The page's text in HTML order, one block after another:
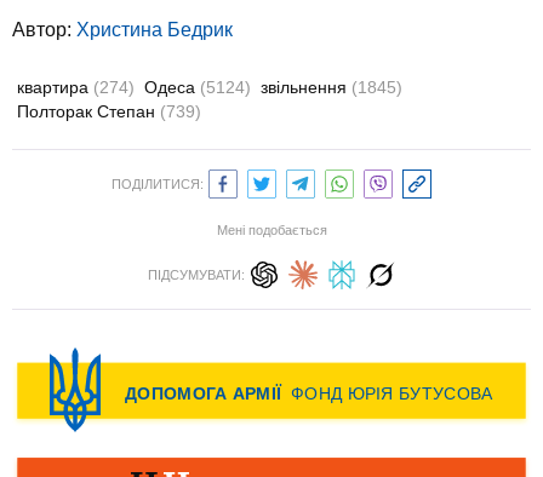
Автор: Христина Бедрик
квартира (274) Одеса (5124) звільнення (1845)
Полторак Степан (739)
ПОДІЛИТИСЯ:
Мені подобається
ПІДСУМУВАТИ: